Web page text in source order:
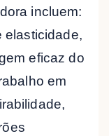
incluem:
elasticidade,
eficaz do
em